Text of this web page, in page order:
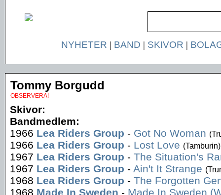
NYHETER | BAND | SKIVOR |
Tommy Borgudd
OBSERVERA!
Skivor:
Bandmedlem:
1966 Lea Riders Group - Got No Woman
1966 Lea Riders Group - Lost Love (Tamburin)
1967 Lea Riders Group - The Situation's
1967 Lea Riders Group - Ain't It Strange
1968 Lea Riders Group - The Forgotten
1968 Made In Sweden - Made In Sweden